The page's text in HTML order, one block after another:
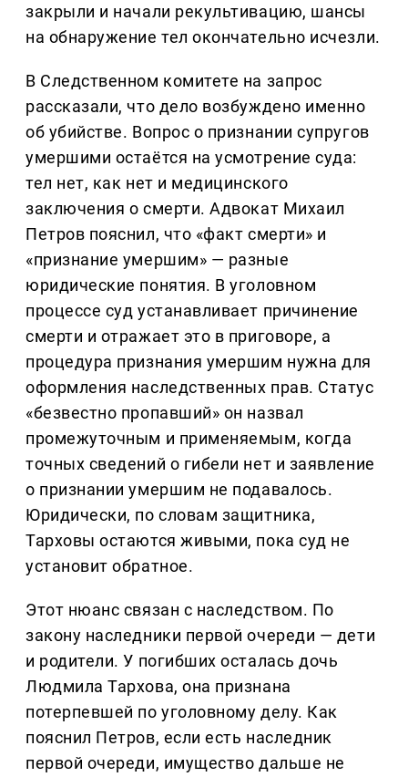
закрыли и начали рекультивацию, шансы
на обнаружение тел окончательно исчезли.
В Следственном комитете на запрос
рассказали, что дело возбуждено именно
об убийстве. Вопрос о признании супругов
умершими остаётся на усмотрение суда:
тел нет, как нет и медицинского
заключения о смерти. Адвокат Михаил
Петров пояснил, что «факт смерти» и
«признание умершим» — разные
юридические понятия. В уголовном
процессе суд устанавливает причинение
смерти и отражает это в приговоре, а
процедура признания умершим нужна для
оформления наследственных прав. Статус
«безвестно пропавший» он назвал
промежуточным и применяемым, когда
точных сведений о гибели нет и заявление
о признании умершим не подавалось.
Юридически, по словам защитника,
Тарховы остаются живыми, пока суд не
установит обратное.
Этот нюанс связан с наследством. По
закону наследники первой очереди — дети
и родители. У погибших осталась дочь
Людмила Тархова, она признана
потерпевшей по уголовному делу. Как
пояснил Петров, если есть наследник
первой очереди, имущество дальше не